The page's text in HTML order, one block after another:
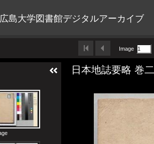
広島大学図書館デジタルアーカイブ